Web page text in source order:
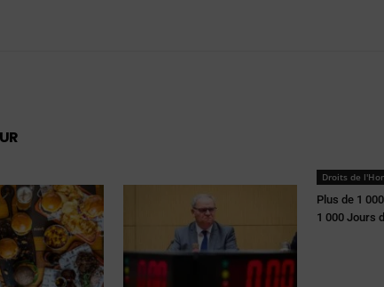
Droits de
Plus de 1
1 000 Jours